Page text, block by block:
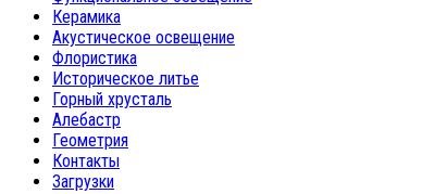
Керамика
Акустическое освещение
Флористика
Историческое литье
Горный хрусталь
Алебастр
Геометрия
Контакты
Загрузки